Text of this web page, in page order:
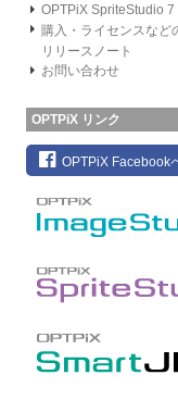
OPTPiX SpriteStudio 7
購入・ライセンスなど
リリースノート
お問い合わせ
OPTPiX リンク
OPTPiX Facebook